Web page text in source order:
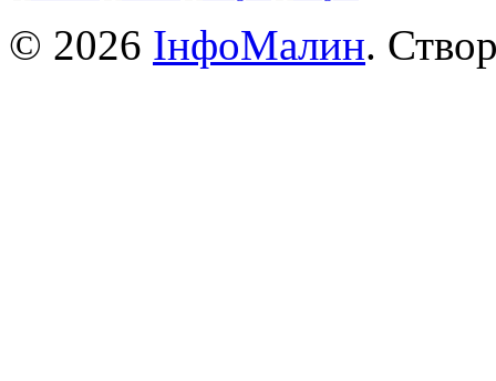
© 2026 ІнфоМалин.